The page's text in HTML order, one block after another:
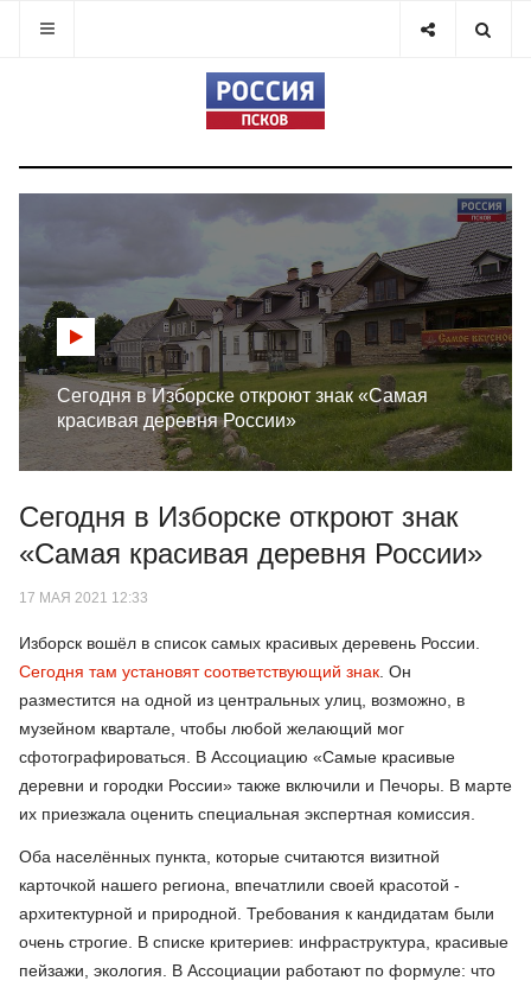
Сегодня в Изборске откроют знак «Самая
красивая деревня России»
Сегодня в Изборске откроют знак
«Самая красивая деревня России»
17 МАЯ 2021 12:33
Изборск вошёл в список самых красивых деревень России.
Сегодня там установят соответствующий знак . Он
разместится на одной из центральных улиц, возможно, в
музейном квартале, чтобы любой желающий мог
сфотографироваться. В Ассоциацию «Самые красивые
деревни и городки России» также включили и Печоры. В марте
их приезжала оценить специальная экспертная комиссия.
Оба населённых пункта, которые считаются визитной
карточкой нашего региона, впечатлили своей красотой -
архитектурной и природной. Требования к кандидатам были
очень строгие. В списке критериев: инфраструктура, красивые
пейзажи, экология. В Ассоциации работают по формуле: что